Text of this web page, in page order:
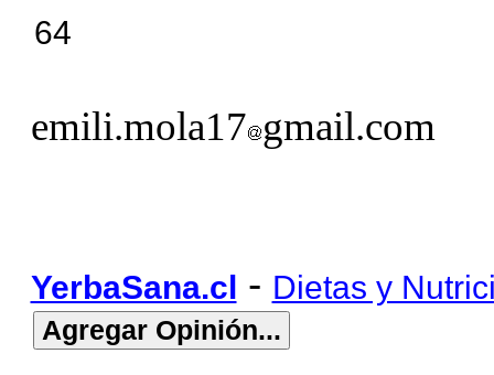
64
emili.mola17 gmail.com
YerbaSana.cl - Dietas y